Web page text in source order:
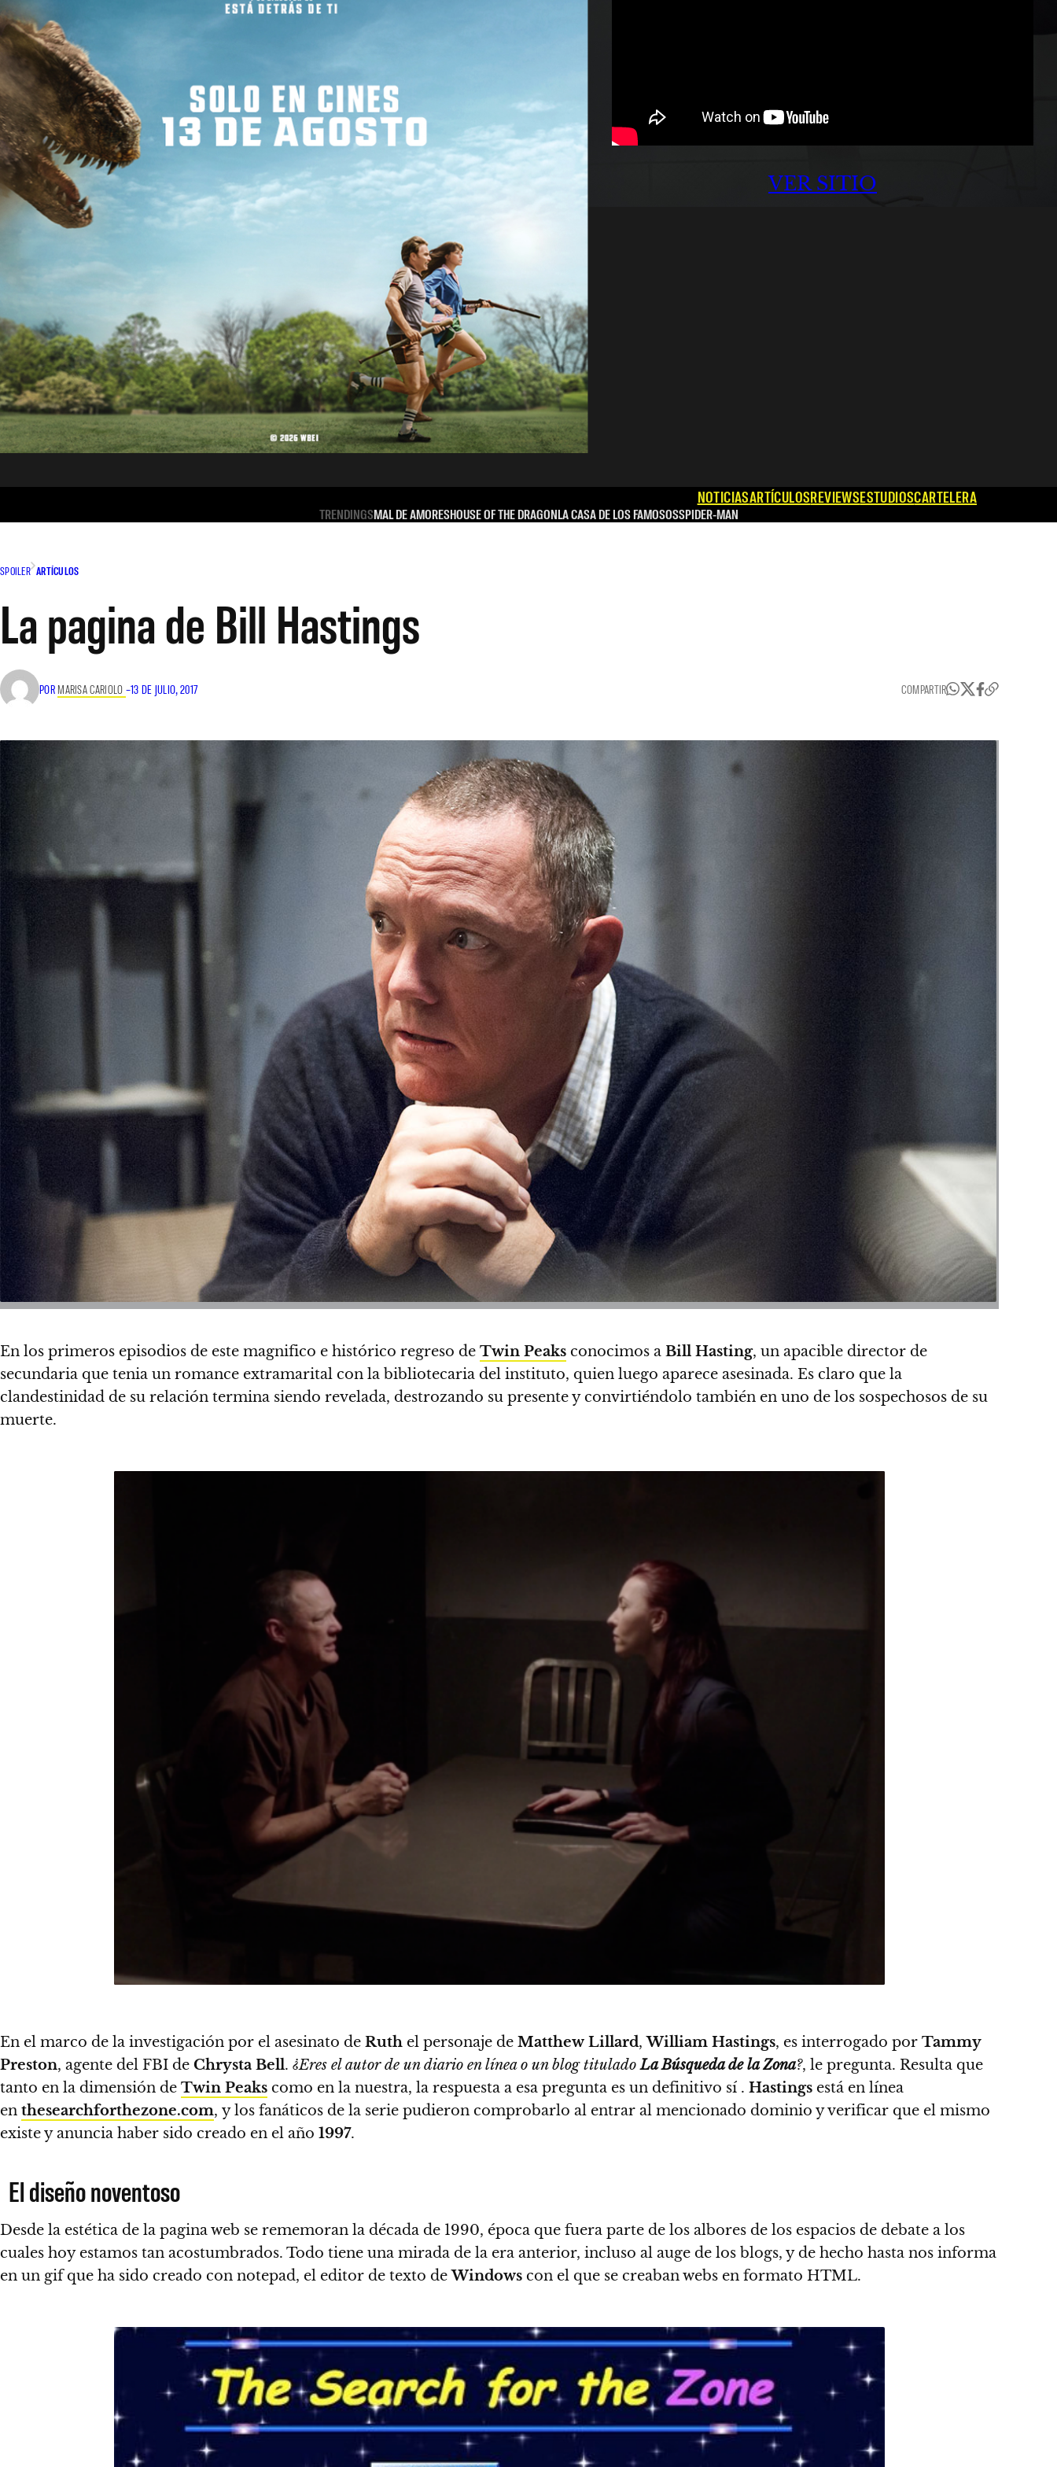
VER SITIO
NOTICIASARTÍCULOSREVIEWSESTUDIOSCARTELERA
TRENDINGSMAL DE AMORESHOUSE OF THE DRAGONLA CASA DE LOS FAMOSOSSPIDER-MAN
SPOILER ARTÍCULOS
La pagina de Bill Hastings
POR MARISA CARIOLO –13 DE JULIO, 2017 COMPARTIR
En los primeros episodios de este magnifico e histórico regreso de Twin Peaks conocimos a Bill Hasting, un apacible director de
secundaria que tenia un romance extramarital con la bibliotecaria del instituto, quien luego aparece asesinada. Es claro que la
clandestinidad de su relación termina siendo revelada, destrozando su presente y convirtiéndolo también en uno de los sospechosos de su
muerte.
En el marco de la investigación por el asesinato de Ruth el personaje de Matthew Lillard,William Hastings, es interrogado por Tammy
Preston, agente del FBI de Chrysta Bell. ¿Eres el autor de un diario en línea o un blog tituladoLa Búsqueda de la Zona?, le pregunta. Resulta que
tanto en la dimensión de Twin Peaks como en la nuestra, la respuesta a esa pregunta es un definitivo sí . Hastings está en línea
en thesearchforthezone.com, y los fanáticos de la serie pudieron comprobarlo al entrar al mencionado dominio y verificar que el mismo
existe y anuncia haber sido creado en el año 1997.
El diseño noventoso
Desde la estética de la pagina web se rememoran la década de 1990, época que fuera parte de los albores de los espacios de debate a los
cuales hoy estamos tan acostumbrados. Todo tiene una mirada de la era anterior, incluso al auge de los blogs, y de hecho hasta nos informa
en un gif que ha sido creado con notepad, el editor de texto deWindows con el que se creaban webs en formato HTML.